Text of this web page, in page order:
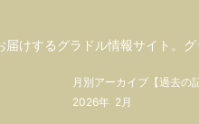
けするグラドル情報サイト。
月別アーカイブ【過去の
2026年 2月